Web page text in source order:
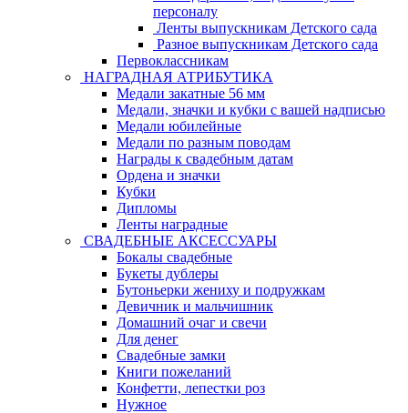
персоналу
Ленты выпускникам Детского сада
Разное выпускникам Детского сада
Первоклассникам
НАГРАДНАЯ АТРИБУТИКА
Медали закатные 56 мм
Медали, значки и кубки с вашей надписью
Медали юбилейные
Медали по разным поводам
Награды к свадебным датам
Ордена и значки
Кубки
Дипломы
Ленты наградные
СВАДЕБНЫЕ АКСЕССУАРЫ
Бокалы свадебные
Букеты дублеры
Бутоньерки жениху и подружкам
Девичник и мальчишник
Домашний очаг и свечи
Для денег
Свадебные замки
Книги пожеланий
Конфетти, лепестки роз
Нужное